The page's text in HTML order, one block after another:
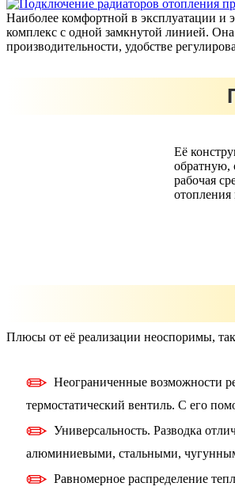
Наиболее комфортной в эксплуатации и
комплекс с одной замкнутой линией.
производительности, удобстве
Её
обратную,
рабочая
отопления
Плюсы от её реализации неоспоримы,
Неограниченные возможности
термостатический вентиль. С его
Универсальность. Разводка
алюминиевыми, стальными,
Равномерное распределение